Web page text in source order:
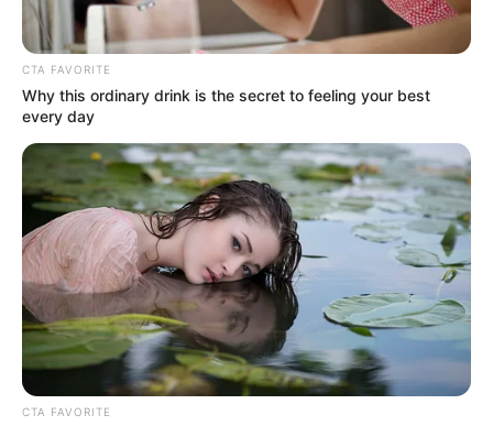
Untuk penampilan, ia memiliki tubuh yang ramping ditambah
dengan kulit cokelat keemasan. Ditambah lagi, dengan mata
cokelat dan bintik-bintik di hidung dan pipinya.
Ia memiliki rambut pirang gelap keriting. Seringkali ia memakai
kemeja putih lengan panjang dengan lengan digulung dan kerah
yang terbuka.
CTA FAVORITE
Why this ordinary drink is the secret to feeling your best
every day
CTA FAVORITE